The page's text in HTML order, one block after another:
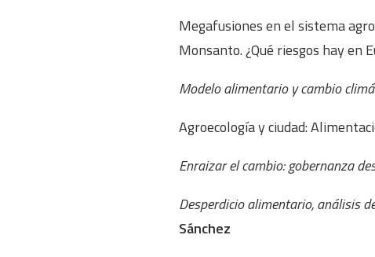
Megafusiones en el sistema
Monsanto. ¿Qué riesgos hay en
Modelo alimentario y cambio
Agroecología y ciudad:
Enraizar el cambio: gobernanza
Desperdicio alimentario, análisis
Sánchez